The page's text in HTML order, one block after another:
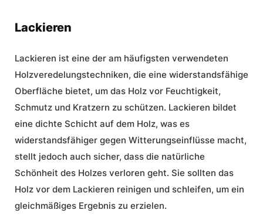
Lackieren
Lackieren ist eine der am häufigsten verwendeten
Holzveredelungstechniken, die eine widerstandsfähige
Oberfläche bietet, um das Holz vor Feuchtigkeit,
Schmutz und Kratzern zu schützen. Lackieren bildet
eine dichte Schicht auf dem Holz, was es
widerstandsfähiger gegen Witterungseinflüsse macht,
stellt jedoch auch sicher, dass die natürliche
Schönheit des Holzes verloren geht. Sie sollten das
Holz vor dem Lackieren reinigen und schleifen, um ein
gleichmäßiges Ergebnis zu erzielen.